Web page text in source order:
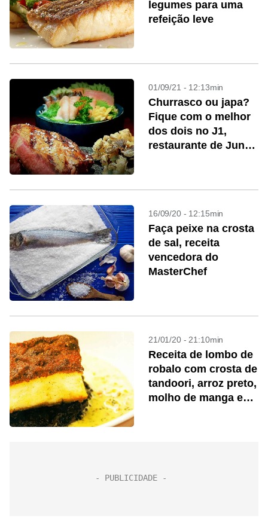
legumes para uma
refeição leve
01/09/21 - 12:13min
Churrasco ou japa?
Fique com o melhor
dos dois no J1,
restaurante de Jun
16/09/20 - 12:15min
Faça peixe na crosta
de sal, receita
vencedora do
MasterChef
21/01/20 - 21:10min
Receita de lombo de
robalo com crosta de
tandoori, arroz preto,
molho de manga e